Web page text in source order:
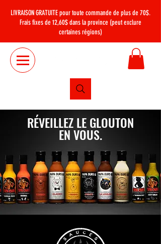
LIVRAISON GRATUITEpour toute commande de plus de 70$.
Frais fixes de 12,60$ dans la province (peut exclure
certaines régions)
RÉVEILLEZ LE GLOUTON
EN VOUS.